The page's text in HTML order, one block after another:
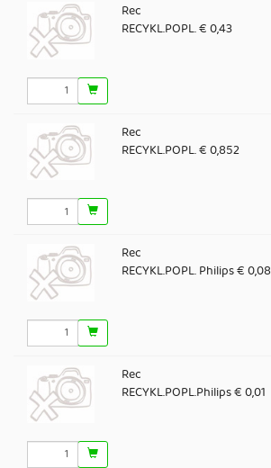
Rec
RECYKL.POPL. € 0,43
Rec
RECYKL.POPL. € 0,852
Rec
RECYKL.POPL. Philips € 0,08
Rec
RECYKL.POPL.Philips € 0,01